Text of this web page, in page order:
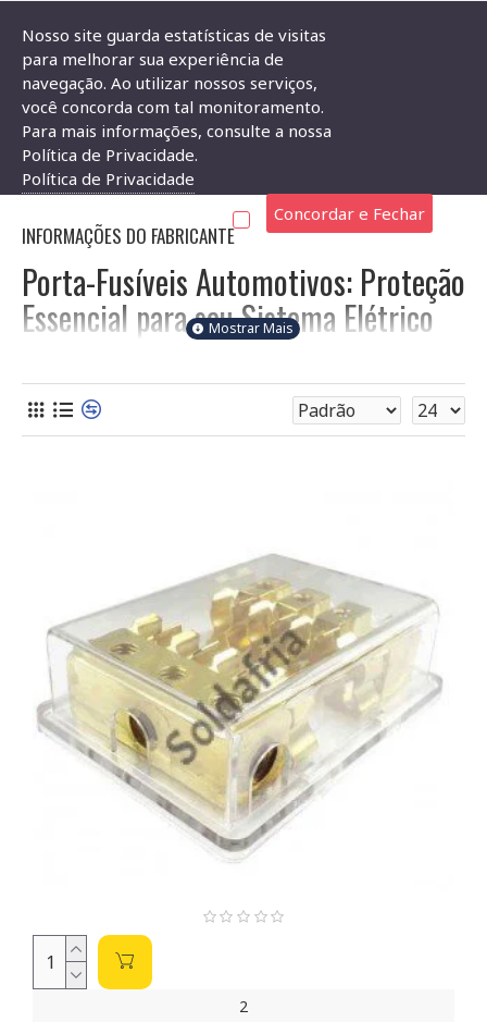
Componentes Eletrônicos Porta Fusível
PORTA FUSÍVEL AUTOMOTIVO
INFORMAÇÕES DO FABRICANTE
Porta-Fusíveis Automotivos: Proteção
Essencial para seu Sistema Elétrico
segurança críticos, protegendo seu veículo contra
sobrecargas e curtos-circuitos. Eles atuam como um "quebra-
circuito", interrompendo o fluxo de corrente quando há um
PTH (Through-Hole):
Conexão por solda nos
terminais, robustos e de fácil instalação. Ideais para
aplicações onde a robustez é prioridade.
SMD (Surface Mount Device):Montagem superficial,
menores e mais compactos, ideais para espaços
limitados. Mais delicados na instalação.
Parâmetros Essenciais para a Seleção:
Corrente Nominal (A):A corrente máxima suportada
continuamente. Escolha um valor
do circuito que será protegido. Um fusível com
circuito em caso de sobrecarga.
Tensão Nominal (V):
fusível pode suportar. Deve ser
tensão do circuito.
Tipo de Fusível (interno):
2
Nosso site guarda estatísticas de visitas
para melhorar sua experiência de
navegação. Ao utilizar nossos serviços,
você concorda com tal monitoramento.
Para mais informações, consulte a nossa
Política de Privacidade.
Política de Privacidade
Concordar e Fechar